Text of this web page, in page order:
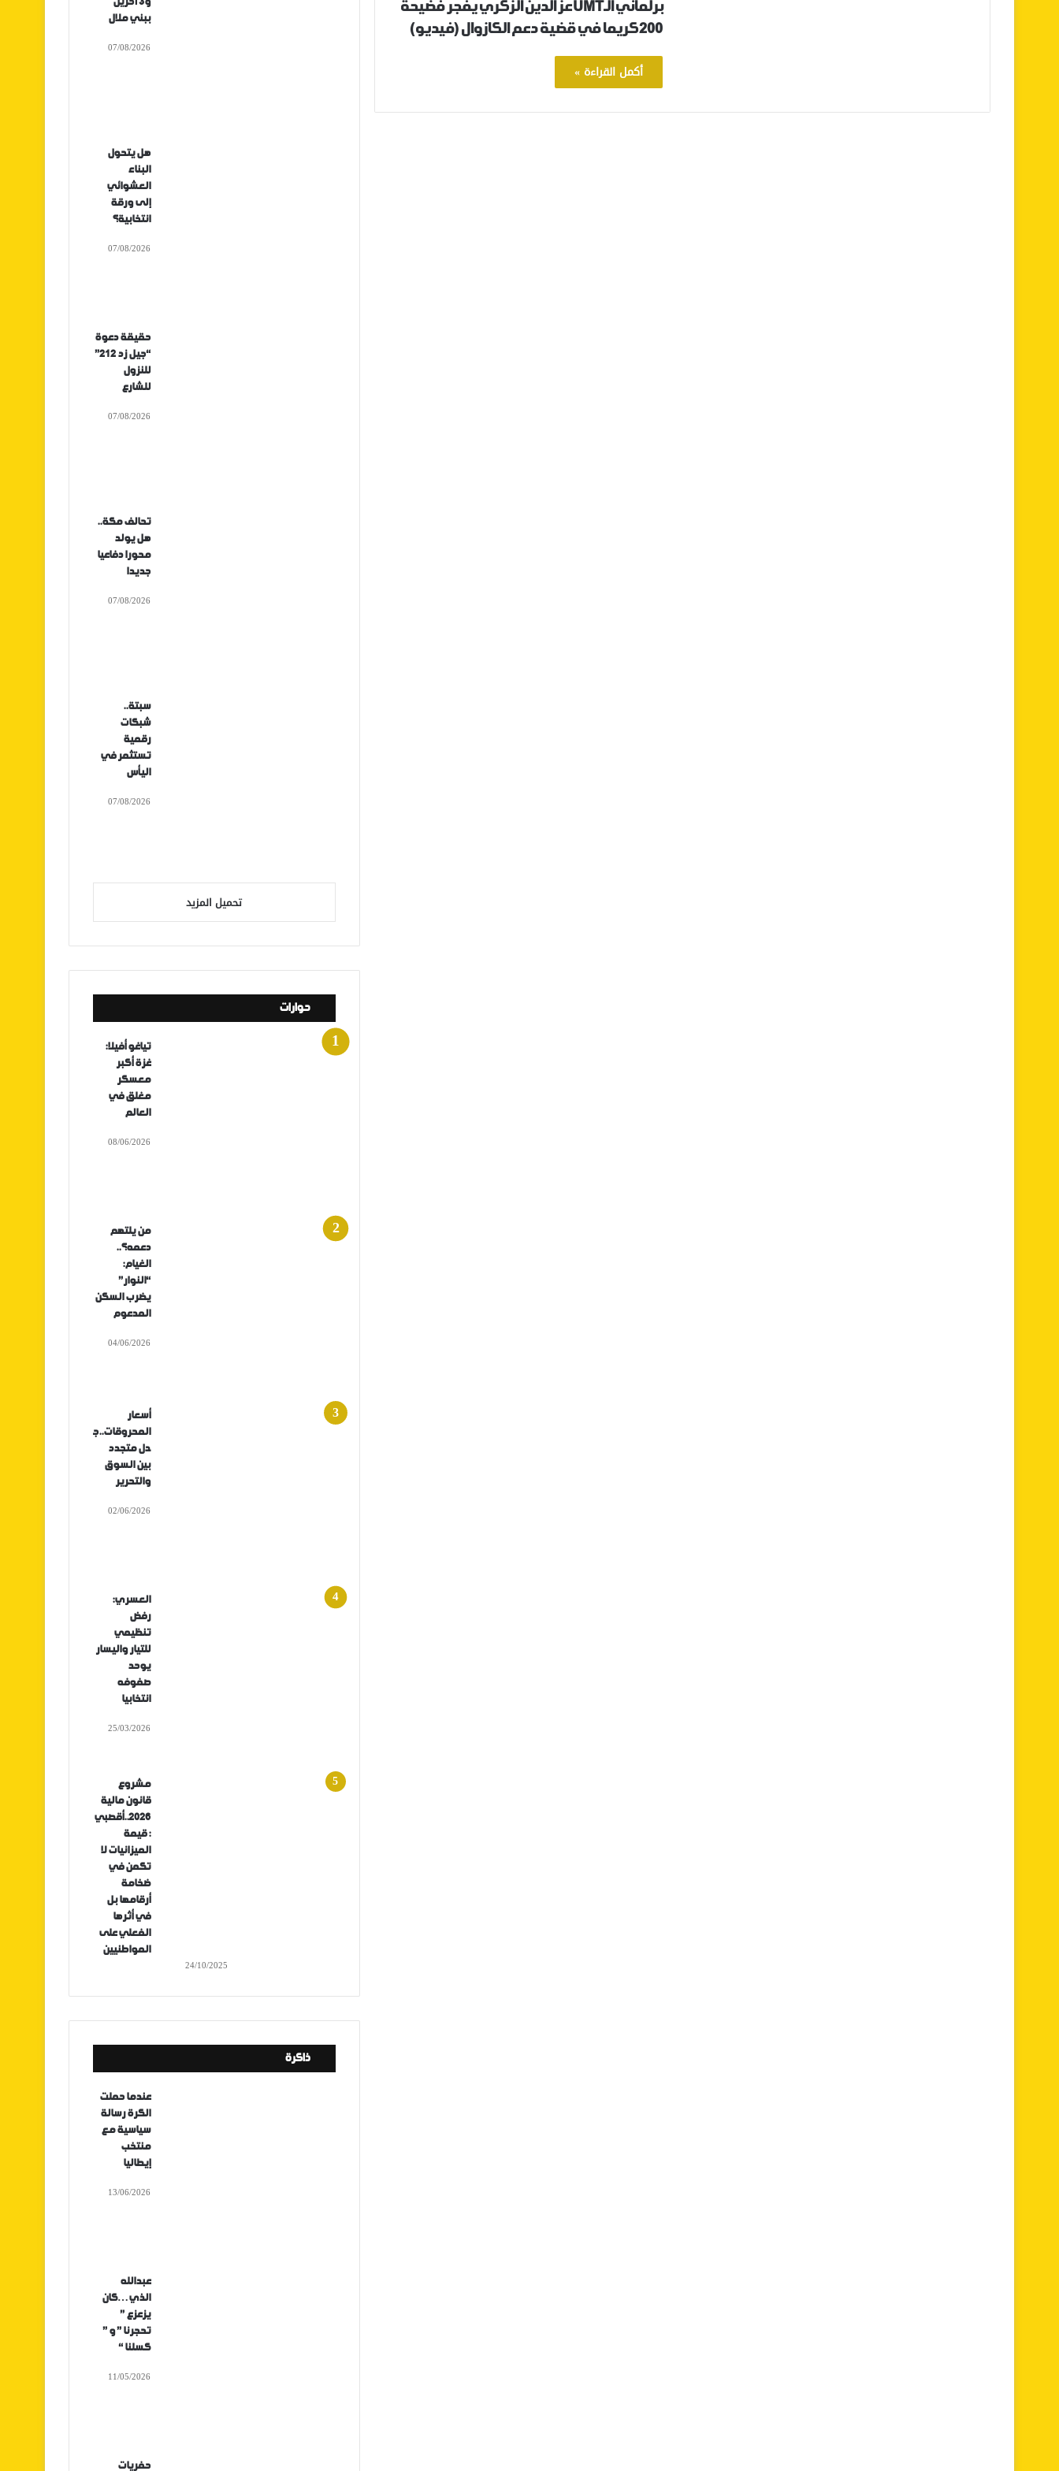
برلماني الـUMT عز الدين الزكري يفجر فضيحة
200 كريما في قضية دعم الكازوال (فيديو)‎‎
أكمل القراءة »
ببني ملال
07/08/2026
هل يتحول
البناء
العشوائي
إلى ورقة
انتخابية؟
07/08/2026
حقيقة دعوة
“جيل زد 212”
للنزول
للشارع
07/08/2026
تحالف مكة..
هل يولد
محورا دفاعيا
جديدا
07/08/2026
سبتة..
شبكات
رقمية
تستثمر في
اليأس
07/08/2026
تحميل المزيد
حوارات
تياغو أفيلا:
غزة أكبر
معسكر
مغلق في
العالم
08/06/2026
من يلتهم
دعمه؟..
الغيام:
“النوار”
يضرب السكن
المدعوم
04/06/2026
أسعار
المحروقات..ج
دل متجدد
بين السوق
والتحرير
02/06/2026
العسري:
رفض
تنظيمي
للتيار واليسار
يوحد
صفوفه
انتخابيا
25/03/2026
مشروع
قانون مالية
2026..أقصبي
: قيمة
الميزانيات لا
تكمن في
ضخامة
أرقامها بل
في أثرها
الفعلي على
المواطنيين
24/10/2025
ذاكرة
عندما حملت
الكرة رسالة
سياسية مع
منتخب
إيطاليا
13/06/2026
عبدالله
الذي…كان
يزعزع ”
تحجرنا ” و ”
كسلنا “
11/05/2026
حفريات